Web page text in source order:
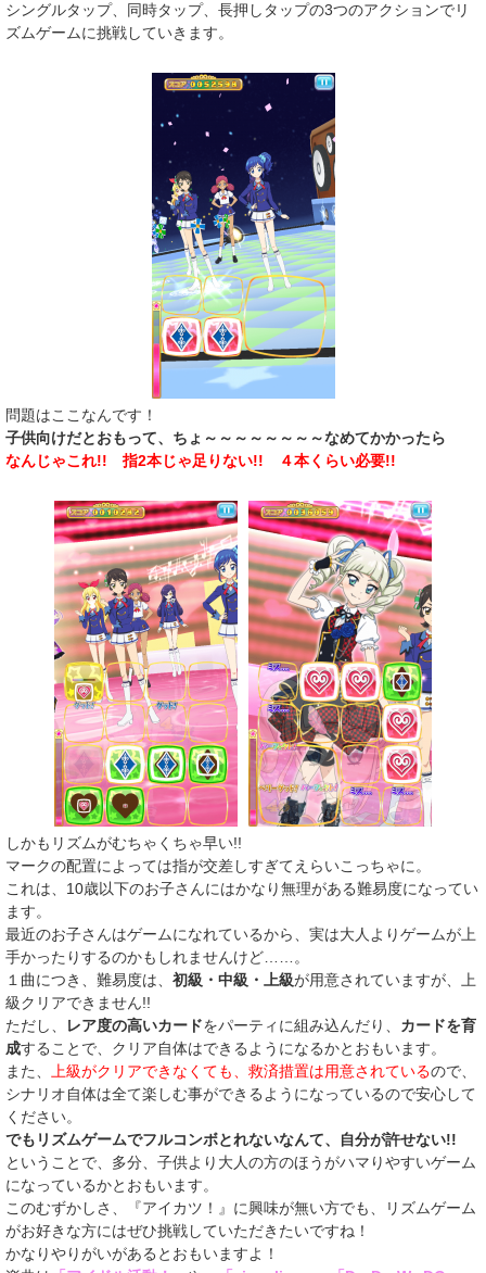
シングルタップ、同時タップ、長押しタップの3つのアクションでリ
ズムゲームに挑戦していきます。
問題はここなんです！
子供向けだとおもって、ちょ～～～～～～～～なめてかかったら
なんじゃこれ!! 指2本じゃ足りない!! ４本くらい必要!!
しかもリズムがむちゃくちゃ早い!!
マークの配置によっては指が交差しすぎてえらいこっちゃに。
これは、10歳以下のお子さんにはかなり無理がある難易度になってい
ます。
最近のお子さんはゲームになれているから、実は大人よりゲームが上
手かったりするのかもしれませんけど……。
１曲につき、難易度は、 初級・中級・上級が用意されていますが、上
級クリアできません!!
ただし、
レア度の高いカードをパーティに組み込んだり、 カードを育
成することで、クリア自体はできるようになるかとおもいます。
また、 上級がクリアできなくても、救済措置は用意されているので、
シナリオ自体は全て楽しむ事ができるようになっているので安心して
ください。
でもリズムゲームでフルコンボとれないなんて、自分が許せない!!
ということで、多分、子供より大人の方のほうがハマりやすいゲーム
になっているかとおもいます。
このむずかしさ、『アイカツ！』に興味が無い方でも、リズムゲーム
がお好きな方にはぜひ挑戦していただきたいですね！
かなりやりがいがあるとおもいますよ！